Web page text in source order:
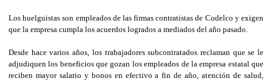
Los huelguistas son empleados de las firmas contratistas de Codelco y exigen
que la empresa cumpla los acuerdos logrados a mediados del año pasado.
Desde hace varios años, los trabajadores subcontratados reclaman que se le
adjudiquen los beneficios que gozan los empleados de la empresa estatal que
reciben mayor salario y bonos en efectivo a fin de año, atención de salud,